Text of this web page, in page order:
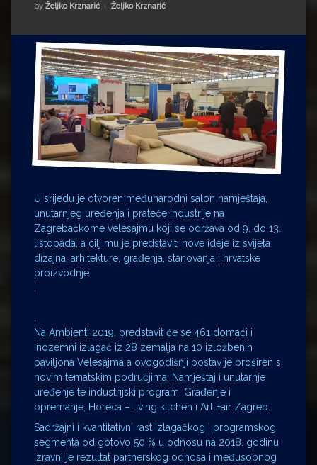
Impressum
Milenko Strižak
Drugi autori
Drugi autori
Matea Andrić
Ljiljana Lekanić-Kljaić
Željko Krznarić
Mario Lovreković
Miroslav Šantek
by Željko Krznarić Kategorije:
Željko Krznarić
U srijedu je otvoren međunarodni salon namještaja,
unutarnjeg uređenja i prateće industrije na
Zagrebačkome velesajmu koji se održava od 9. do 13.
listopada, a cilj mu je predstaviti nove ideje iz svijeta
dizajna, arhitekture, građenja, stanovanja i hrvatske
proizvodnje
Na Ambienti 2019. predstavit će se 461 domaći i
inozemni izlagač iz 28 zemalja na 10 izložbenih
paviljona Velesajma a ovogodišnji postav je proširen s
novim tematskim područjima: Namještaj i unutarnje
uređenje te industrijski program, Građenje i
opremanje, Horeca – living kitchen i Art Fair Zagreb.
Sadržajni i kvantitativni rast izlagačkog i programskog
segmenta od gotovo 50 % u odnosu na 2018. godinu
izravni je rezultat partnerskog odnosa i međusobnog